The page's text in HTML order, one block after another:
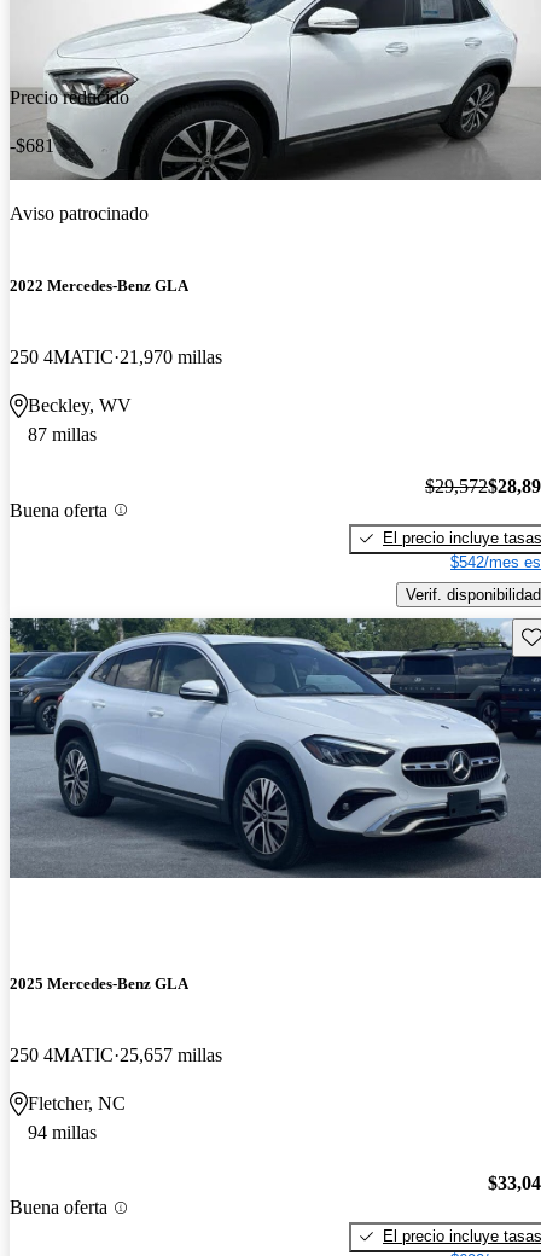
Precio reducido
-$681
Aviso patrocinado
2022 Mercedes-Benz GLA
250 4MATIC 21,970 millas
Beckley, WV
87 millas
Buena oferta
$29,572
El precio incluye tasas
$542/mes
Verif. disponibilidad
2025 Mercedes-Benz GLA
250 4MATIC 25,657 millas
Fletcher, NC
94 millas
Buena oferta
El precio incluye tasas